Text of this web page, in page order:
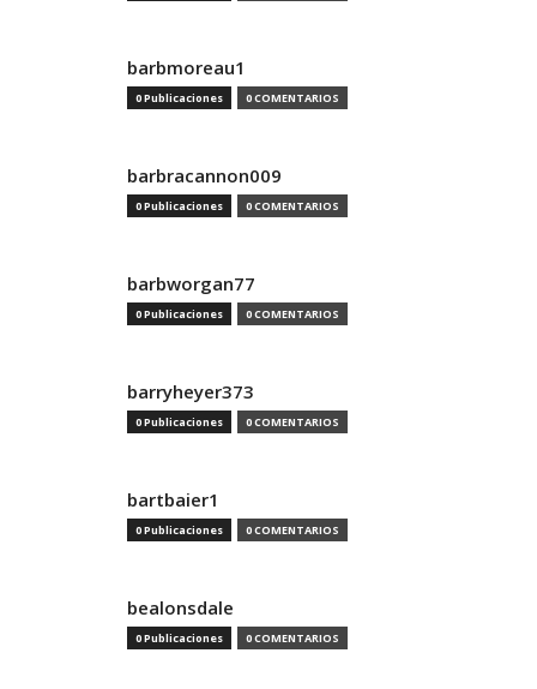
barbmoreau1
0 Publicaciones 0 COMENTARIOS
barbracannon009
0 Publicaciones 0 COMENTARIOS
barbworgan77
0 Publicaciones 0 COMENTARIOS
barryheyer373
0 Publicaciones 0 COMENTARIOS
bartbaier1
0 Publicaciones 0 COMENTARIOS
bealonsdale
0 Publicaciones 0 COMENTARIOS